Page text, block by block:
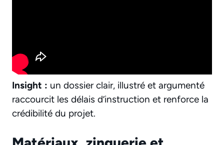
Insight : un dossier clair, illustré et argumenté
raccourcit les délais d’instruction et renforce la
crédibilité du projet.